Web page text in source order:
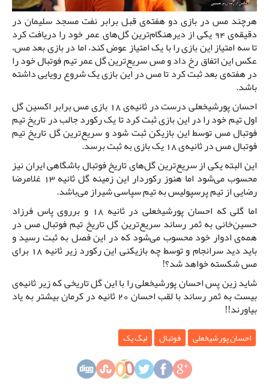
هرچند مس در بازی دو هفته‌ی قبل برابر نفت مسجد سلیمان در
دقیقه‌ی 94 یکی از دیرهنگام‌ترین گل‌های عمر خود را دریافت کرد
تا سه امتیاز این بازی را با یک امتیاز عوض کند، اما در بازی بعد مس،
عکس این اتفاق رخ داد و مس سریع‌ترین گل عمر تیم فوتبال خود را
در هفته‌ی بعد ثبت کرد تا مس در این بازی یک شروع رویایی داشته
باشد.
احسان پورشیخعلی درست در ثانیه‌ی 18 بازی مس برابر اکسین گل
اول تیم خود را در این بازی ثبت کرد تا یک رکورد جالب در تاریخ تیم
فوتبال مس توسط این بازیکن ثبت شود و سریع‌ترین گل تاریخ تیم
فوتبال مس در ثانیه‌ی 18 یک بازی به ثبت برسد.
این البته یکی از سریع‌ترین گل‌های تاریخ فوتبال باشگاهی ایران نیز
محسوب می‌شود اما هنوز رکوردار این زمینه گل ثانیه 13 غلامرضا
رضایی از تیم پرسپولیس به تیم سپاسی شیراز می‌باشد.
اما گلی که احسان پورشیخعلی در ثانیه 18 و برروی پاس فرزاد
حسین‌خانی به ثمر رساند سریع‌ترین گل تاریخ تیم فوتبال مس در
همه‌ی ادوار خود محسوب می‌شود که در این فصل به ثبت رسید و
باید دید سرانجام و توسط چه بازیکنی این رکورد زیر ثانیه 18 برای
مس شکسته خواهد شد؟!
شاید زین پس احسان پورشیخعلی را با این گل تاریخی که زیر ثانیه‌ی
بیست به ثمر رساند با لقب احسان 20 ثانیه در کرمان بیشتر به یاد
بیاورند!!
احسان پورشیخعلی فوتبال لیگ یک